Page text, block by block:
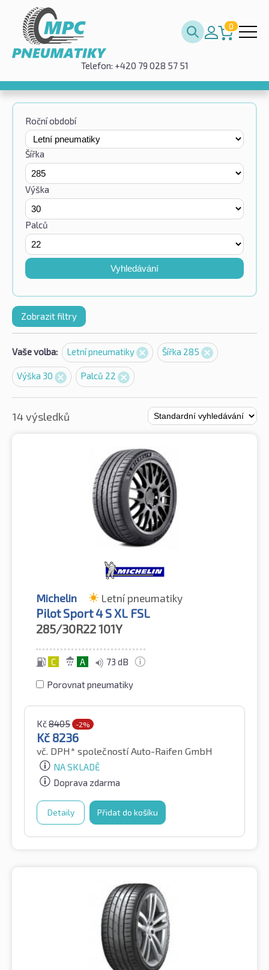
0
Telefon: +420 79 028 57 51
Roční období
Šířka
Výška
Palců
Vyhledávání
Zobrazit filtry
Vaše volba: Letní pneumatiky Šířka 285
Výška 30 Palců 22
14 výsledků
Michelin Letní pneumatiky
Pilot Sport 4 S XL FSL
285/30R22101Y
C A 73 dB
Porovnat pneumatiky
Kč8405 -2%
Kč 8236
vč. DPH* společností Auto-Raifen GmbH
NA SKLADĚ
Doprava zdarma
Detaily Přidat do košíku